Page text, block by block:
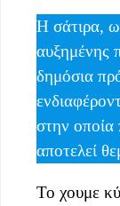
Η σάτιρα,
αυξημένης
δημόσια
στην οποία
αποτελεί
Το χουμε